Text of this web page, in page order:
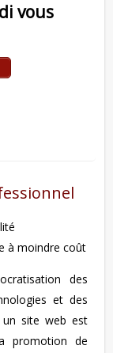
vous
à moindre coût
des
et des
un site web est
promotion de